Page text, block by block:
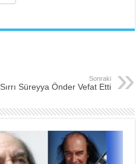
Sonraki
Sırrı Süreyya Önder Vefat Etti